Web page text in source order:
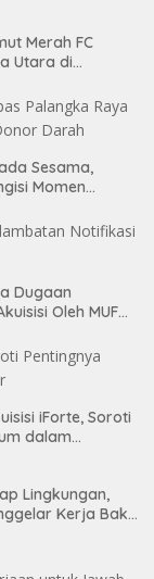
Merah FC
Utara di
Sesama,
Momen
Dugaan
Oleh MUFG
iForte, Soroti
dalam
Lingkungan,
Kerja Bakti